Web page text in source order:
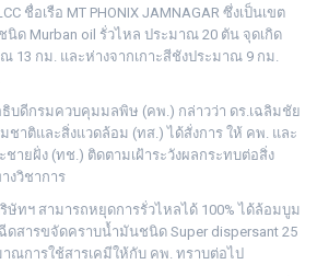
ชื่อเรือ MT PHONIX JAMNAGAR ซึ่งเป็นเขต
ด Murban oil รั่วไหล ประมาณ 20 ตัน จุดเกิด
13 กม. และห่างจากเกาะสีชังประมาณ 9 กม.
บดีกรมควบคุมมลพิษ (คพ.) กล่าวว่า ดร.เฉลิมชัย
ชาติและสิ่งแวดล้อม (ทส.) ได้สั่งการ ให้ คพ. และ
ายฝั่ง (ทช.) ติดตามเฝ้าระวังผลกระทบต่อสิ่ง
งวิชาการ
ษัทฯ สามารถหยุดการรั่วไหลได้ 100% ได้ล้อมบูม
ดสารขจัดคราบน้ำมันชนิด Super dispersant 25
ณการใช้สารเคมีให้กับ คพ. ทราบต่อไป